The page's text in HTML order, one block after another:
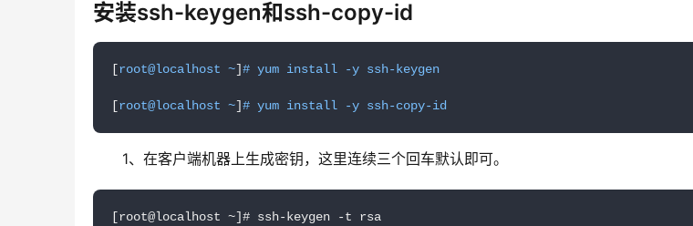
安装ssh-keygen和ssh-copy-id
[root@localhost ~]# yum install -y ssh-keygen
[root@localhost ~]# yum install -y ssh-copy-id
1、在客户端机器上生成密钥，这里连续三个回车默认即可。
[root@localhost ~]# ssh-keygen -t rsa